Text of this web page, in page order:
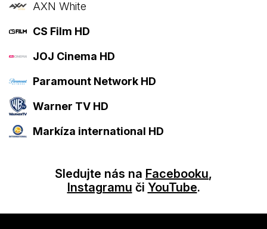
AXN White
CS Film HD
JOJ Cinema HD
Paramount Network HD
Warner TV HD
Markíza international HD
Sledujte nás na Facebooku,
Instagramu či YouTube.